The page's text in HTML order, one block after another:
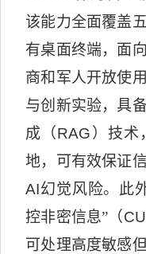
该能力全面覆盖
有桌面终端，面
商和军人开放使
与创新实验，具
成（RAG ）技术
地，可有效保证
AI幻觉风险。此
控非密信息”（
可处理高度敏感